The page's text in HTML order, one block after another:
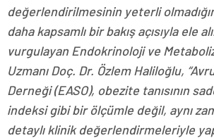
değerlendirilmesinin yeterli
daha kapsamlı bir bakış açısıyla ele
vurgulayan Endokrinoloji ve
Uzmanı Doç. Dr. Özlem Haliloğlu,
Derneği (EASO), obezite tanısının
indeksi gibi bir ölçümle değil, aynı
detaylı klinik değerlendirmeleriyle